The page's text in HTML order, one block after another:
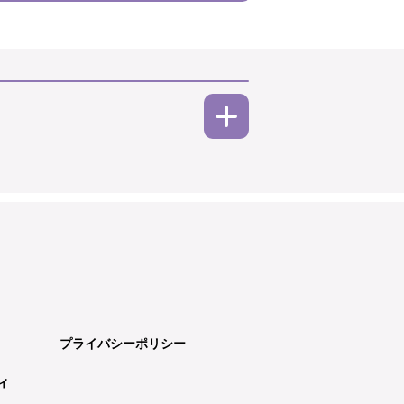
プライバシーポリシー